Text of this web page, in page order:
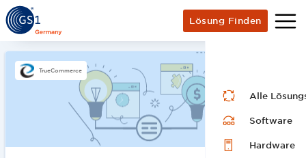
Lösung Finden
Alle
Software
Hardware
TrueCommerce